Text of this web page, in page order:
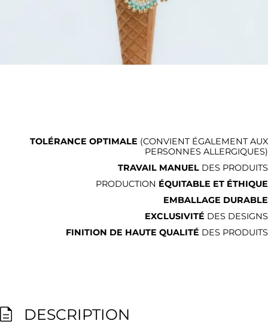
TOLÉRANCE OPTIMALE (CONVIENT ÉGALEMENT AUX
PERSONNES ALLERGIQUES)
TRAVAIL MANUEL DES PRODUITS
PRODUCTION ÉQUITABLE ET ÉTHIQUE
EMBALLAGE DURABLE
EXCLUSIVITÉ DES DESIGNS
FINITION DE HAUTE QUALITÉ DES PRODUITS
DESCRIPTION